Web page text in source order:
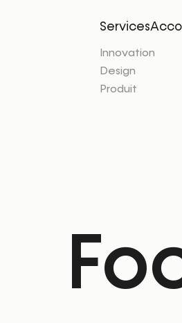
Services
Innovation
Design
Produit